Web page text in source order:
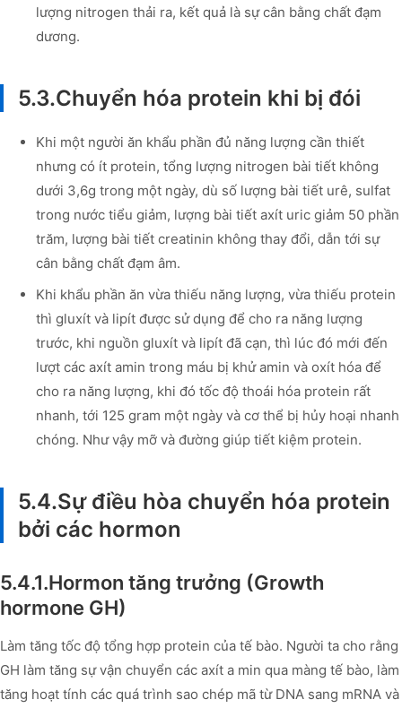
lượng nitrogen thải ra, kết quả là sự cân bằng chất đạm
dương.
5.3.Chuyển hóa protein khi bị đói
Khi một người ăn khẩu phần đủ năng lượng cần thiết
nhưng có ít protein, tổng lượng nitrogen bài tiết không
dưới 3,6g trong một ngày, dù số lượng bài tiết urê, sulfat
trong nước tiểu giảm, lượng bài tiết axít uric giảm 50 phần
trăm, lượng bài tiết creatinin không thay đổi, dẫn tới sự
cân bằng chất đạm âm.
Khi khẩu phần ăn vừa thiếu năng lượng, vừa thiếu protein
thì gluxít và lipít được sử dụng để cho ra năng lượng
trước, khi nguồn gluxít và lipít đã cạn, thì lúc đó mới đến
lượt các axít amin trong máu bị khử amin và oxít hóa để
cho ra năng lượng, khi đó tốc độ thoái hóa protein rất
nhanh, tới 125 gram một ngày và cơ thể bị hủy hoại nhanh
chóng. Như vậy mỡ và đường giúp tiết kiệm protein.
5.4.Sự điều hòa chuyển hóa protein
bởi các hormon
5.4.1.Hormon tăng trưởng (Growth
hormone GH)
Làm tăng tốc độ tổng hợp protein của tế bào. Người ta cho rằng
GH làm tăng sự vận chuyển các axít a min qua màng tế bào, làm
tăng hoạt tính các quá trình sao chép mã từ DNA sang mRNA và